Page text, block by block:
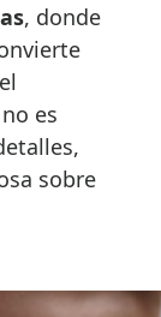
, donde
es
sobre